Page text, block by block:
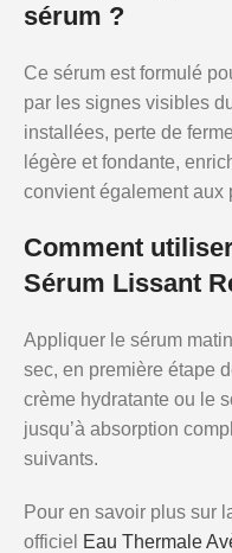
sérum ?
Ce sérum est formulé
par les signes visibles
installées, perte de
légère et fondante,
convient également aux
Comment
Sérum Lissant
Appliquer le sérum
sec, en première étape
crème hydratante ou le
jusqu’à absorption
suivants.
Pour en savoir plus sur
officiel
Eau Thermale